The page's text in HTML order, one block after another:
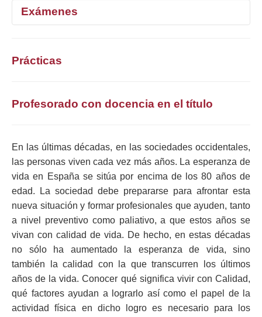
Exámenes
Prácticas
Profesorado con docencia en el título
En las últimas décadas, en las sociedades occidentales,
las personas viven cada vez más años. La esperanza de
vida en España se sitúa por encima de los 80 años de
edad. La sociedad debe prepararse para afrontar esta
nueva situación y formar profesionales que ayuden, tanto
a nivel preventivo como paliativo, a que estos años se
vivan con calidad de vida. De hecho, en estas décadas
no sólo ha aumentado la esperanza de vida, sino
también la calidad con la que transcurren los últimos
años de la vida. Conocer qué significa vivir con Calidad,
qué factores ayudan a lograrlo así como el papel de la
actividad física en dicho logro es necesario para los